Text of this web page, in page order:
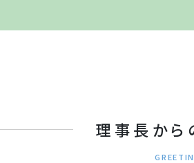
理事長から